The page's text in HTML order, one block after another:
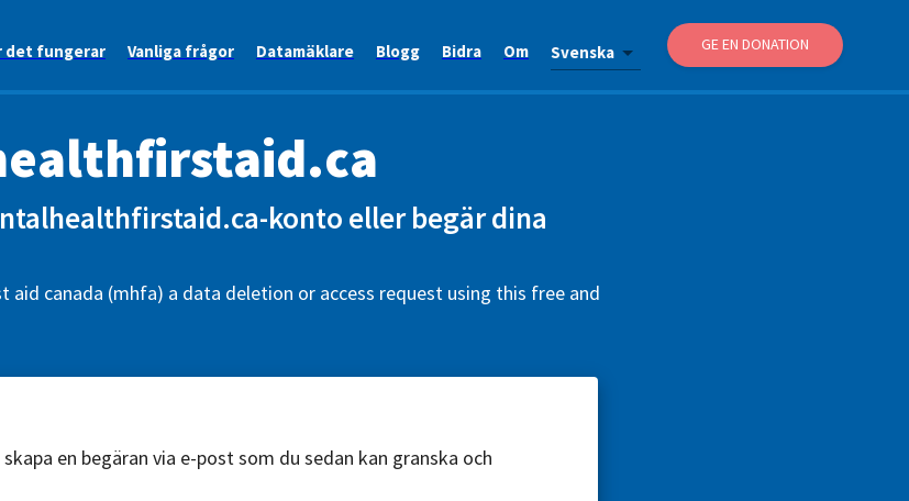
det fungerar Vanliga frågor Datamäklare Blogg Bidra Om Svenska GE EN DONATION
konto eller begär dina
aid canada (mhfa) a data deletion or access request using this free and
en begäran via e-post som du sedan kan granska och